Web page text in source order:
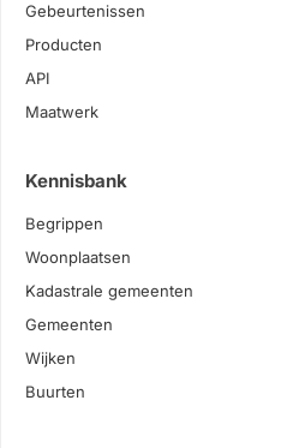
Gebeurtenissen
Producten
API
Maatwerk
Kennisbank
Begrippen
Woonplaatsen
Kadastrale gemeenten
Gemeenten
Wijken
Buurten